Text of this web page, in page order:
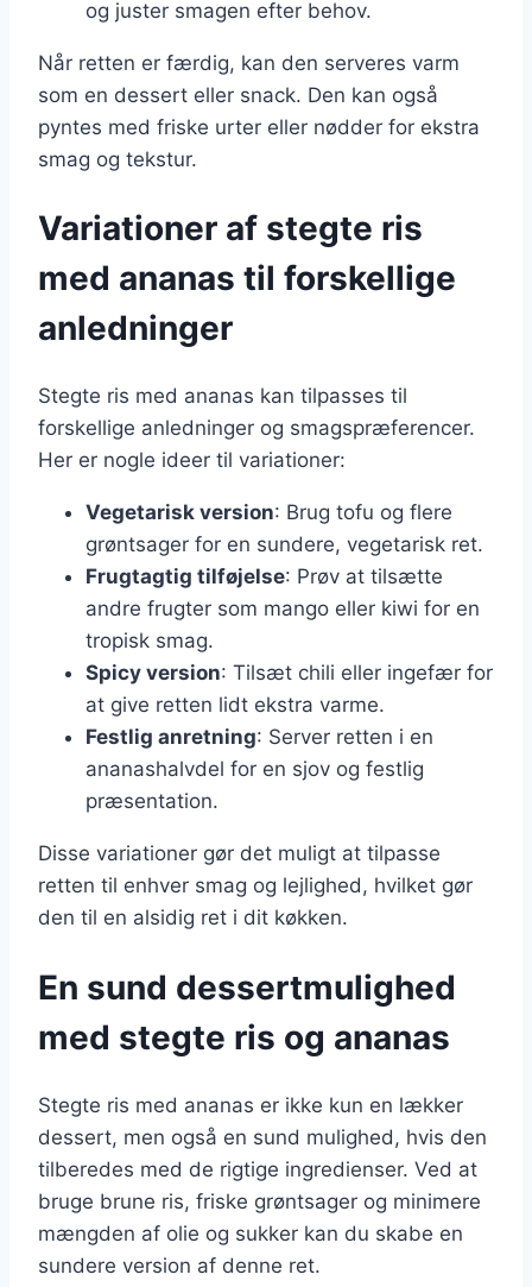
og juster smagen efter behov.
Når retten er færdig, kan den serveres varm
som en dessert eller snack. Den kan også
pyntes med friske urter eller nødder for ekstra
smag og tekstur.
Variationer af stegte ris
med ananas til forskellige
anledninger
Stegte ris med ananas kan tilpasses til
forskellige anledninger og smagspræferencer.
Her er nogle ideer til variationer:
Vegetarisk version: Brug tofu og flere
grøntsager for en sundere, vegetarisk ret.
Frugtagtig tilføjelse: Prøv at tilsætte
andre frugter som mango eller kiwi for en
tropisk smag.
Spicy version: Tilsæt chili eller ingefær for
at give retten lidt ekstra varme.
Festlig anretning: Server retten i en
ananashalvdel for en sjov og festlig
præsentation.
Disse variationer gør det muligt at tilpasse
retten til enhver smag og lejlighed, hvilket gør
den til en alsidig ret i dit køkken.
En sund dessertmulighed
med stegte ris og ananas
Stegte ris med ananas er ikke kun en lækker
dessert, men også en sund mulighed, hvis den
tilberedes med de rigtige ingredienser. Ved at
bruge brune ris, friske grøntsager og minimere
mængden af olie og sukker kan du skabe en
sundere version af denne ret.